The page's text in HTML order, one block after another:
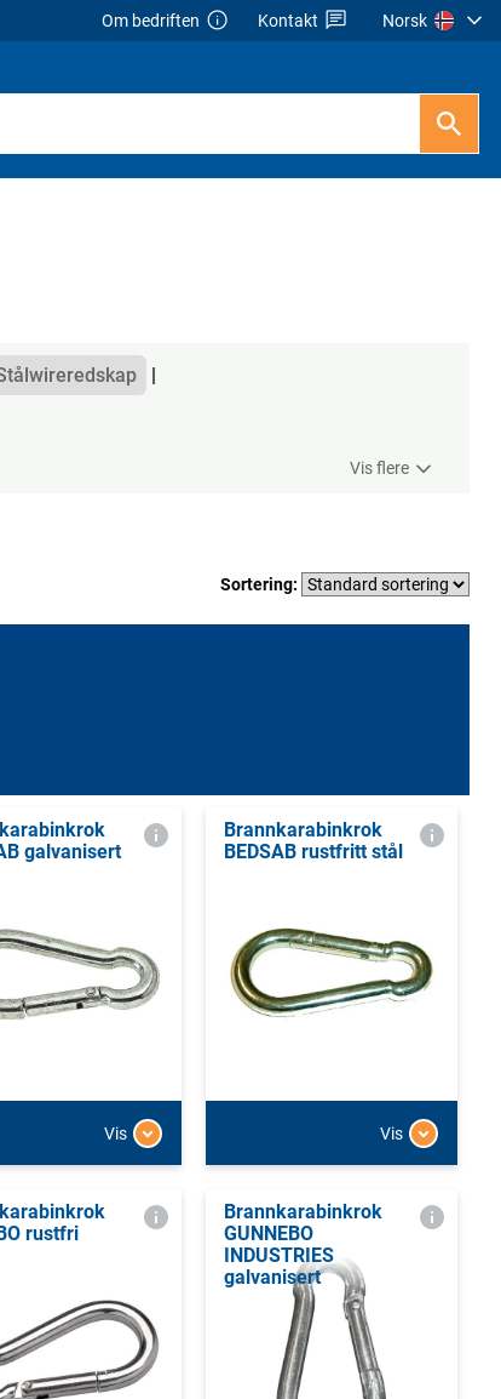
Om bedriften Kontakt Norsk
Vis flere
Sortering:
galvanisert
Vis
Brannkarabinkrok
BEDSAB rustfritt stål
Vis
rustfri
Brannkarabinkrok
GUNNEBO
INDUSTRIES
galvanisert